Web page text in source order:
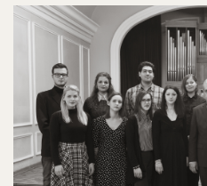
06
MAS
Grupni
portreti
2018-
ass..jpg